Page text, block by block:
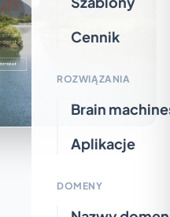
Cennik
ROZWIĄZANIA
Brain
Aplikacje
DOMENY